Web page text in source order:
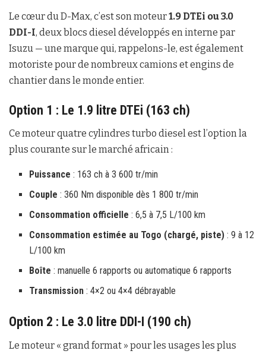
Le cœur du D-Max, c’est son moteur1.9 DTEi ou 3.0
DDI-I, deux blocs diesel développés en interne par
Isuzu — une marque qui, rappelons-le, est également
motoriste pour de nombreux camions et engins de
chantier dans le monde entier.
Option 1 : Le 1.9 litre DTEi (163 ch)
Ce moteur quatre cylindres turbo diesel est l’option la
plus courante sur le marché africain :
Puissance : 163 ch à 3 600 tr/min
Couple : 360 Nm disponible dès 1 800 tr/min
Consommation officielle : 6,5 à 7,5 L/100 km
Consommation estimée au Togo (chargé, piste) : 9 à 12
L/100 km
Boîte : manuelle 6 rapports ou automatique 6 rapports
Transmission : 4×2 ou 4×4 débrayable
Option 2 : Le 3.0 litre DDI-I (190 ch)
Le moteur « grand format » pour les usages les plus